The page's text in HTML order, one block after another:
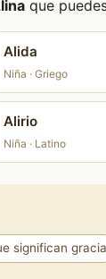
que
Alida
Niña · Griego
Alirio
Niña · Latino
significan gracia